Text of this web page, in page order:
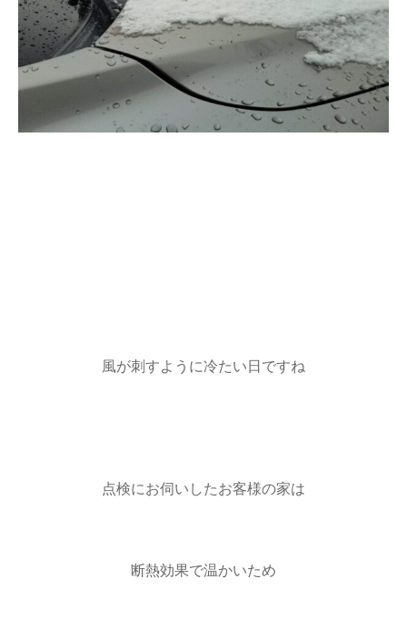
風が刺すように冷たい日ですね
点検にお伺いしたお客様の家は
断熱効果で温かいため